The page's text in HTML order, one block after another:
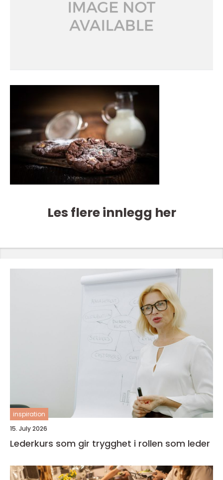
Les flere innlegg her
inspiration
15. July 2026
Lederkurs som gir trygghet i rollen som leder